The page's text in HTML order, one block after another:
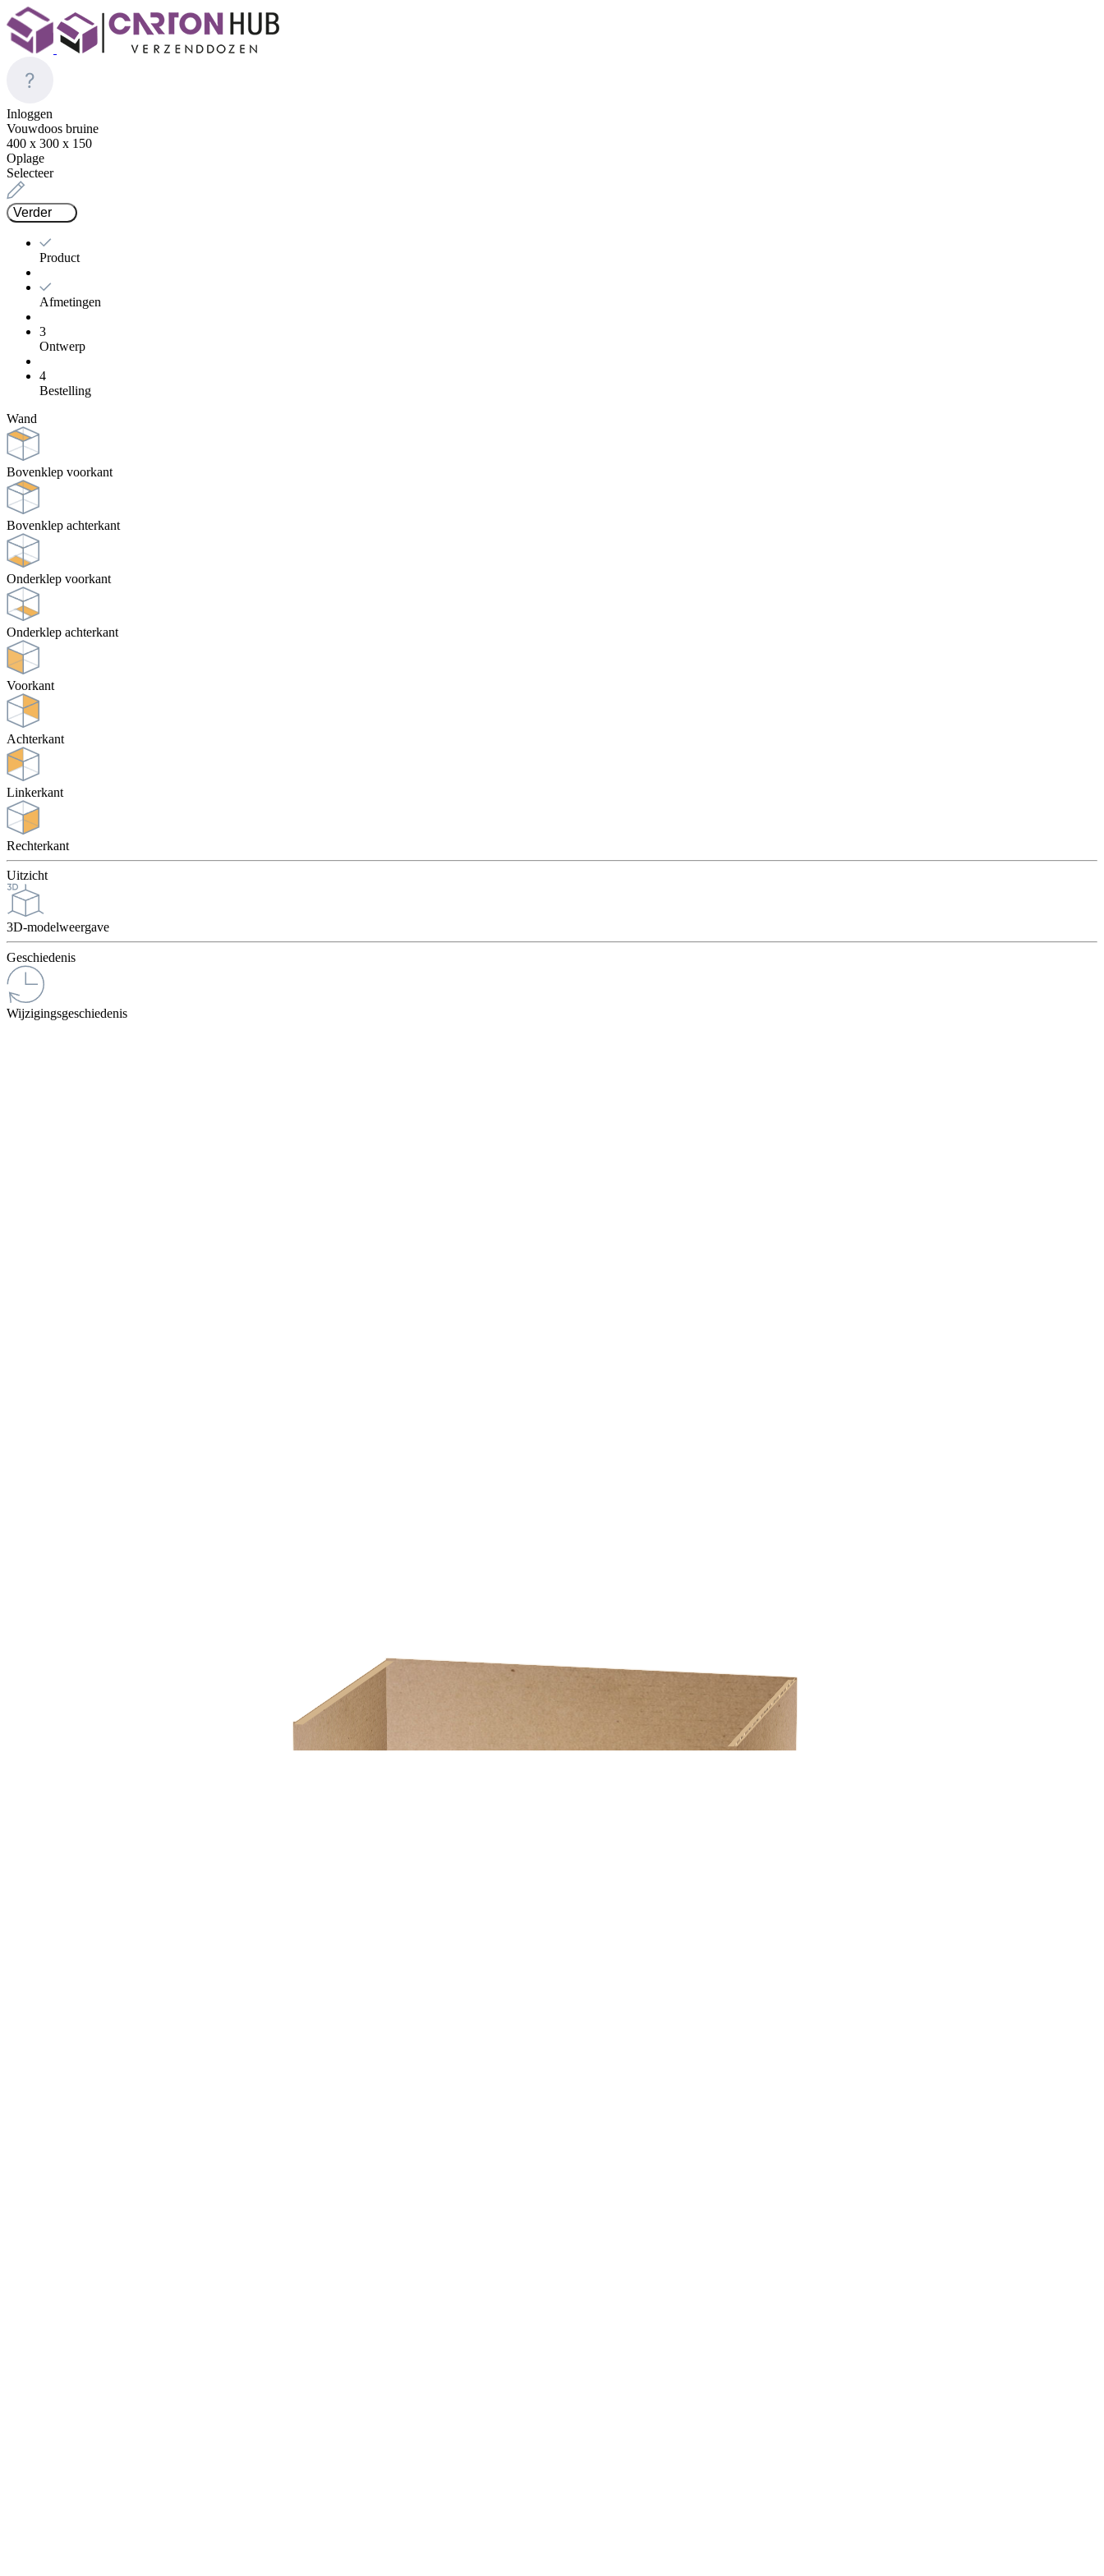
Inloggen
Vouwdoos bruine
400 x 300 x 150
Oplage
Selecteer
Verder
Product
Afmetingen
3
Ontwerp
4
Bestelling
Wand
Bovenklep voorkant
Bovenklep achterkant
Onderklep voorkant
Onderklep achterkant
Voorkant
Achterkant
Linkerkant
Rechterkant
Uitzicht
3D-modelweergave
Geschiedenis
Wijzigingsgeschiedenis